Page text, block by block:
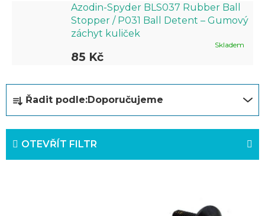
Azodin-Spyder BLS037 Rubber Ball
Stopper / P031 Ball Detent – Gumový
záchyt kuliček
Skladem
85 Kč
a
z
e
Řadit podle:Doporučujeme
OTEVŘÍT FILTR